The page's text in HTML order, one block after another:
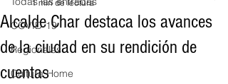
COVID-19
Regionales
Cultura Home
Alcalde Char destaca los avances
de la ciudad en su rendición de
cuentas
1 min de lectura